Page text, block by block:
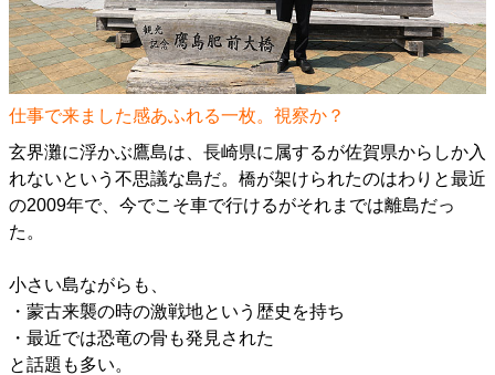
仕事で来ました感あふれる一枚。視察か？
玄界灘に浮かぶ鷹島は、長崎県に属するが佐賀県からしか入
れないという不思議な島だ。橋が架けられたのはわりと最近
の2009年で、今でこそ車で行けるがそれまでは離島だっ
た。
小さい島ながらも、
・蒙古来襲の時の激戦地という歴史を持ち
・最近では恐竜の骨も発見された
と話題も多い。